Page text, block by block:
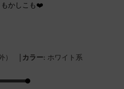
かしこも❤️
| カラー: ホワイト系